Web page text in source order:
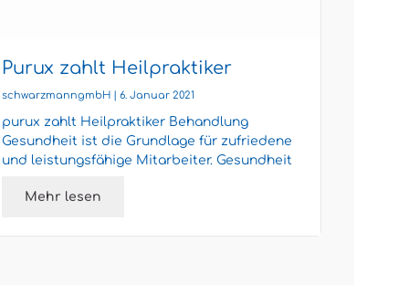
Purux zahlt Heilpraktiker
Behandlung
schwarzmanngmbH | 6. Januar 2021
purux zahlt Heilpraktiker Behandlung
Gesundheit ist die Grundlage für zufriedene
und leistungsfähige Mitarbeiter. Gesundheit
Mehr lesen